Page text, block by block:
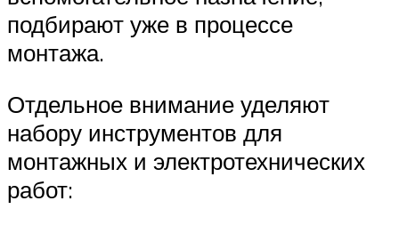
подбирают уже в процессе
монтажа.
Отдельное внимание уделяют
набору инструментов для
монтажных и электротехнических
работ: